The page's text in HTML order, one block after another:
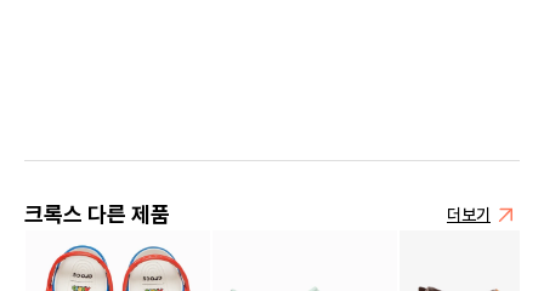
크록스 다른 제품 더보기